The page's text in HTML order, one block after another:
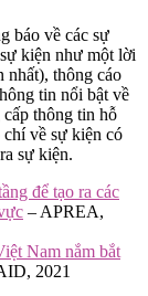
báo về các sự
kiện như một lời
nhất), thông cáo
tin nổi bật về
thông tin hỗ
về sự kiện có
sự kiện.
để tạo ra các
– APREA,
Nam nắm bắt
2021